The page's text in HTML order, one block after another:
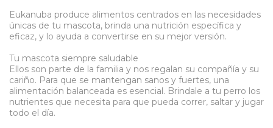
Eukanuba produce alimentos centrados en las necesidades
únicas de tu mascota, brinda una nutrición específica y
eficaz, y lo ayuda a convertirse en su mejor versión.
Tu mascota siempre saludable
Ellos son parte de la familia y nos regalan su compañía y su
cariño. Para que se mantengan sanos y fuertes, una
alimentación balanceada es esencial. Brindale a tu perro los
nutrientes que necesita para que pueda correr, saltar y jugar
todo el día.